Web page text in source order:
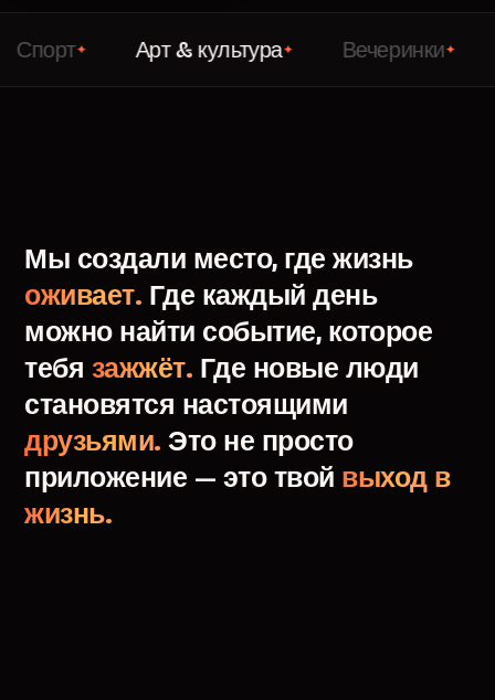
✦ Арт & культура✦ Вечеринки✦
Мы создали место, где жизнь
оживает. Где каждый день
можно найти событие, которое
тебя зажжёт. Где новые люди
становятся настоящими
друзьями. Это не просто
приложение — это твой выход в
жизнь.